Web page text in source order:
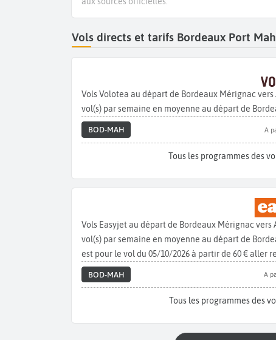
Vols directs et tarifs Bordeaux Port
Vols Volotea au départ de Bordeaux Mérignac
vol(s) par semaine en moyenne au départ de
BOD-MAH A
Tous les programmes des
Vols Easyjet au départ de Bordeaux Mérignac
vol(s) par semaine en moyenne au départ de
est pour le vol du 05/10/2026 à partir de 60 € aller
BOD-MAH A
Tous les programmes des